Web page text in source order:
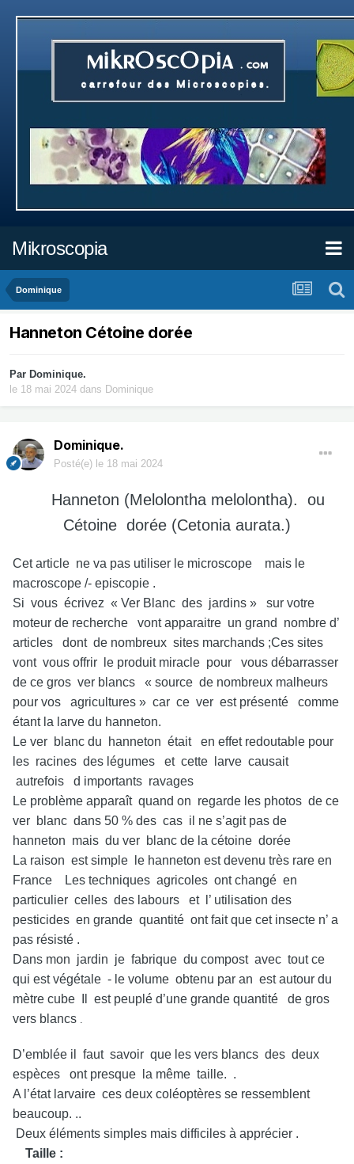
Mikroscopia
Dominique
Hanneton Cétoine dorée
Par Dominique.
le 18 mai 2024 dans Dominique
Dominique.
Posté(e) le 18 mai 2024
Hanneton (Melolontha melolontha). ou
Cétoine dorée (Cetonia aurata.)
Cet article ne va pas utiliser le microscope mais le
macroscope /- episcopie .
Si vous écrivez « Ver Blanc des jardins » sur votre
moteur de recherche vont apparaitre un grand nombre d’
articles dont de nombreux sites marchands ;Ces sites
vont vous offrir le produit miracle pour vous débarrasser
de ce gros ver blancs « source de nombreux malheurs
pour vos agricultures » car ce ver est présenté comme
étant la larve du hanneton.
Le ver blanc du hanneton était en effet redoutable pour
les racines des légumes et cette larve causait
autrefois d importants ravages
Le problème apparaît quand on regarde les photos de ce
ver blanc dans 50 % des cas il ne s’agit pas de
hanneton mais du ver blanc de la cétoine dorée
La raison est simple le hanneton est devenu très rare en
France Les techniques agricoles ont changé en
particulier celles des labours et l’ utilisation des
pesticides en grande quantité ont fait que cet insecte n’ a
pas résisté .
Dans mon jardin je fabrique du compost avec tout ce
qui est végétale - le volume obtenu par an est autour du
mètre cube Il est peuplé d’une grande quantité de gros
vers blancs .
D’emblée il faut savoir que les vers blancs des deux
espèces ont presque la même taille. .
A l’état larvaire ces deux coléoptères se ressemblent
beaucoup. ..
Deux éléments simples mais difficiles à apprécier .
Taille :